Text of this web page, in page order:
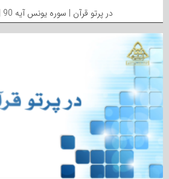
در پرتو قرآن | سوره یونس آیه 90 | دکتر حاجیان